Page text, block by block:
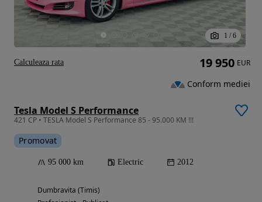
1 / 6
Tesla Model S Performance
421 CP • TESLA Model S Performance 85 - 95.000 KM !!!
Promovat
95 000 km Electric 2012
Dumbravita (Timis)
19 950 EUR
Conform mediei
Calculeaza rata